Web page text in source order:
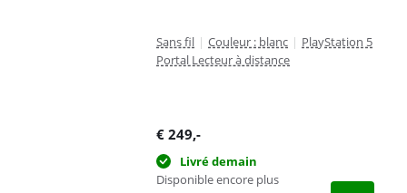
Sans fil | Couleur : blanc | PlayStation 5
Portal Lecteur à distance
€ 249,-
Livré demain
Disponible encore plus